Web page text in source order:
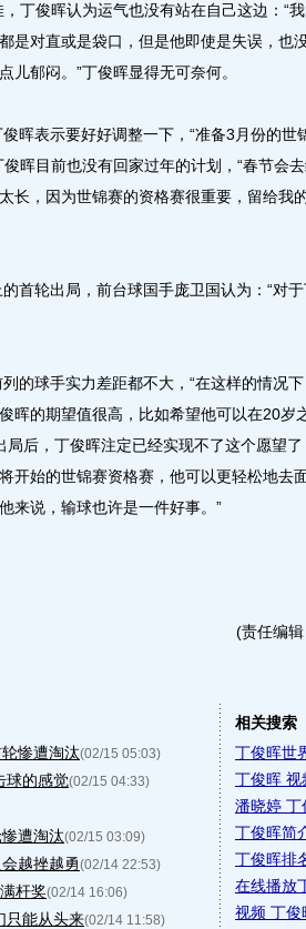
丁俊晖认为运气也没有站在自己这边：“
是对直或是袋口，但是他即使是失误，也
儿郁闷。”丁俊晖显得无可奈何。
表示要好好调整一下，“准备3月份的世
晖目前也没有回家过年的计划，“春节会
长，因为世锦赛的资格赛很重要，留给我
轮出局，前台球国手庞卫国认为：“对于
球手实力差距都不大，“在这样的情况下
晖的期望值很高，比如希望他可以在20岁
后，丁俊晖注定已经实现不了这个愿望
开始的世锦赛资格赛，他可以更轻松地去
来说，输球也许是一件好事。”
(责任编
惨遭淘汰(02/15 05:03)
球的感觉(02/15 04:33)
遭淘汰(02/15 03:09)
越挫越勇(02/14 22:53)
杆奖(02/14 16:06)
只能从头来(02/14 11:58)
相关搜索
丁俊晖世
丁俊晖 视
潘晓婷 丁
丁俊晖简
丁俊晖排
在线播放
视频 丁俊